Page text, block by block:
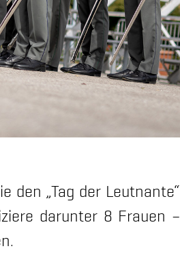
den „Tag der Leutnante“
darunter 8 Frauen –